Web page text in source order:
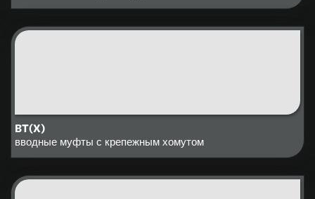
BT(X)
вводные муфты с крепежным хомутом